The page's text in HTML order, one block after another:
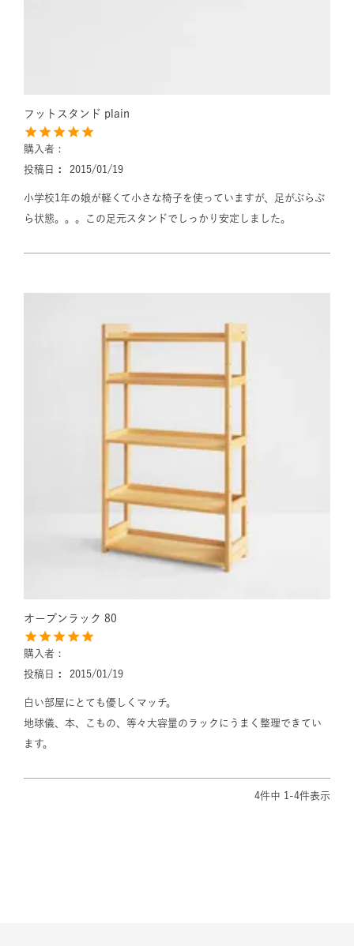
フットスタンド plain
購入者
投稿日
2015/01/19
小学校1年の娘が軽くて小さな椅子を使っていますが、足がぶらぶ
ら状態。。。この足元スタンドでしっかり安定しました。
オープンラック 80
購入者
投稿日
2015/01/19
白い部屋にとても優しくマッチ。
地球儀、本、こもの、等々大容量のラックにうまく整理できてい
ます。
4件中 1 -4件表示